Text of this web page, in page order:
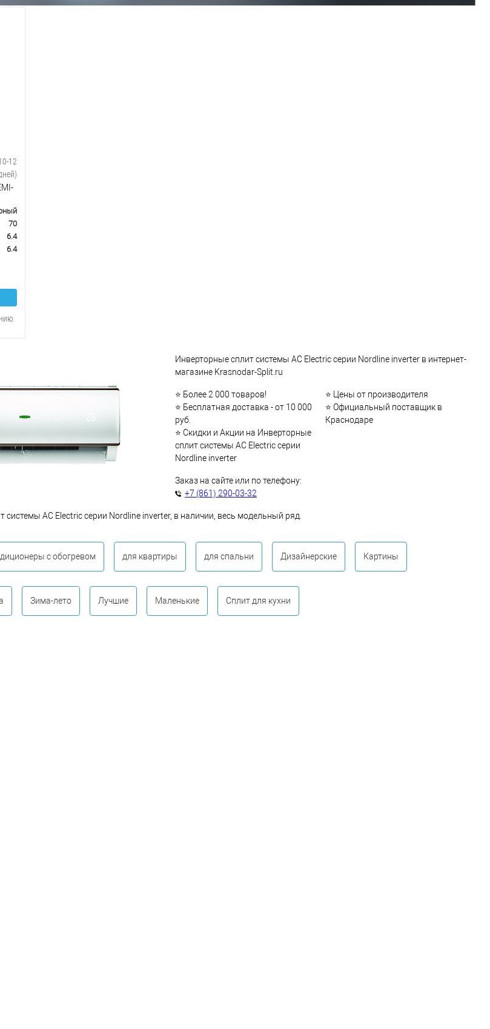
12
70
6.4
6.4
Инверторные сплит системы AC Electric серии Nordline inverter в интернет-
магазине Krasnodar-Split.ru
⭐ Более 2 000 товаров!
⭐ Бесплатная доставка - от 10 000
руб.
⭐ Скидки и Акции на Инверторные
сплит системы AC Electric серии
Nordline inverter
⭐ Цены от производителя
⭐ Официальный поставщик в
Краснодаре
Заказ на сайте или по телефону:
+7 (861) 290-03-32
системы AC Electric серии Nordline inverter, в наличии, весь модельный ряд.
с обогревом для квартиры для спальни Дизайнерские Картины
Зима-лето Лучшие Маленькие Сплит для кухни